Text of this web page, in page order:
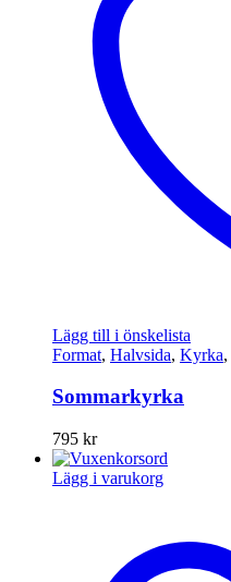
Lägg till i önskelista
Format, Halvsida, Kyrka,
Sommarkyrka
795 kr
Lägg i varukorg